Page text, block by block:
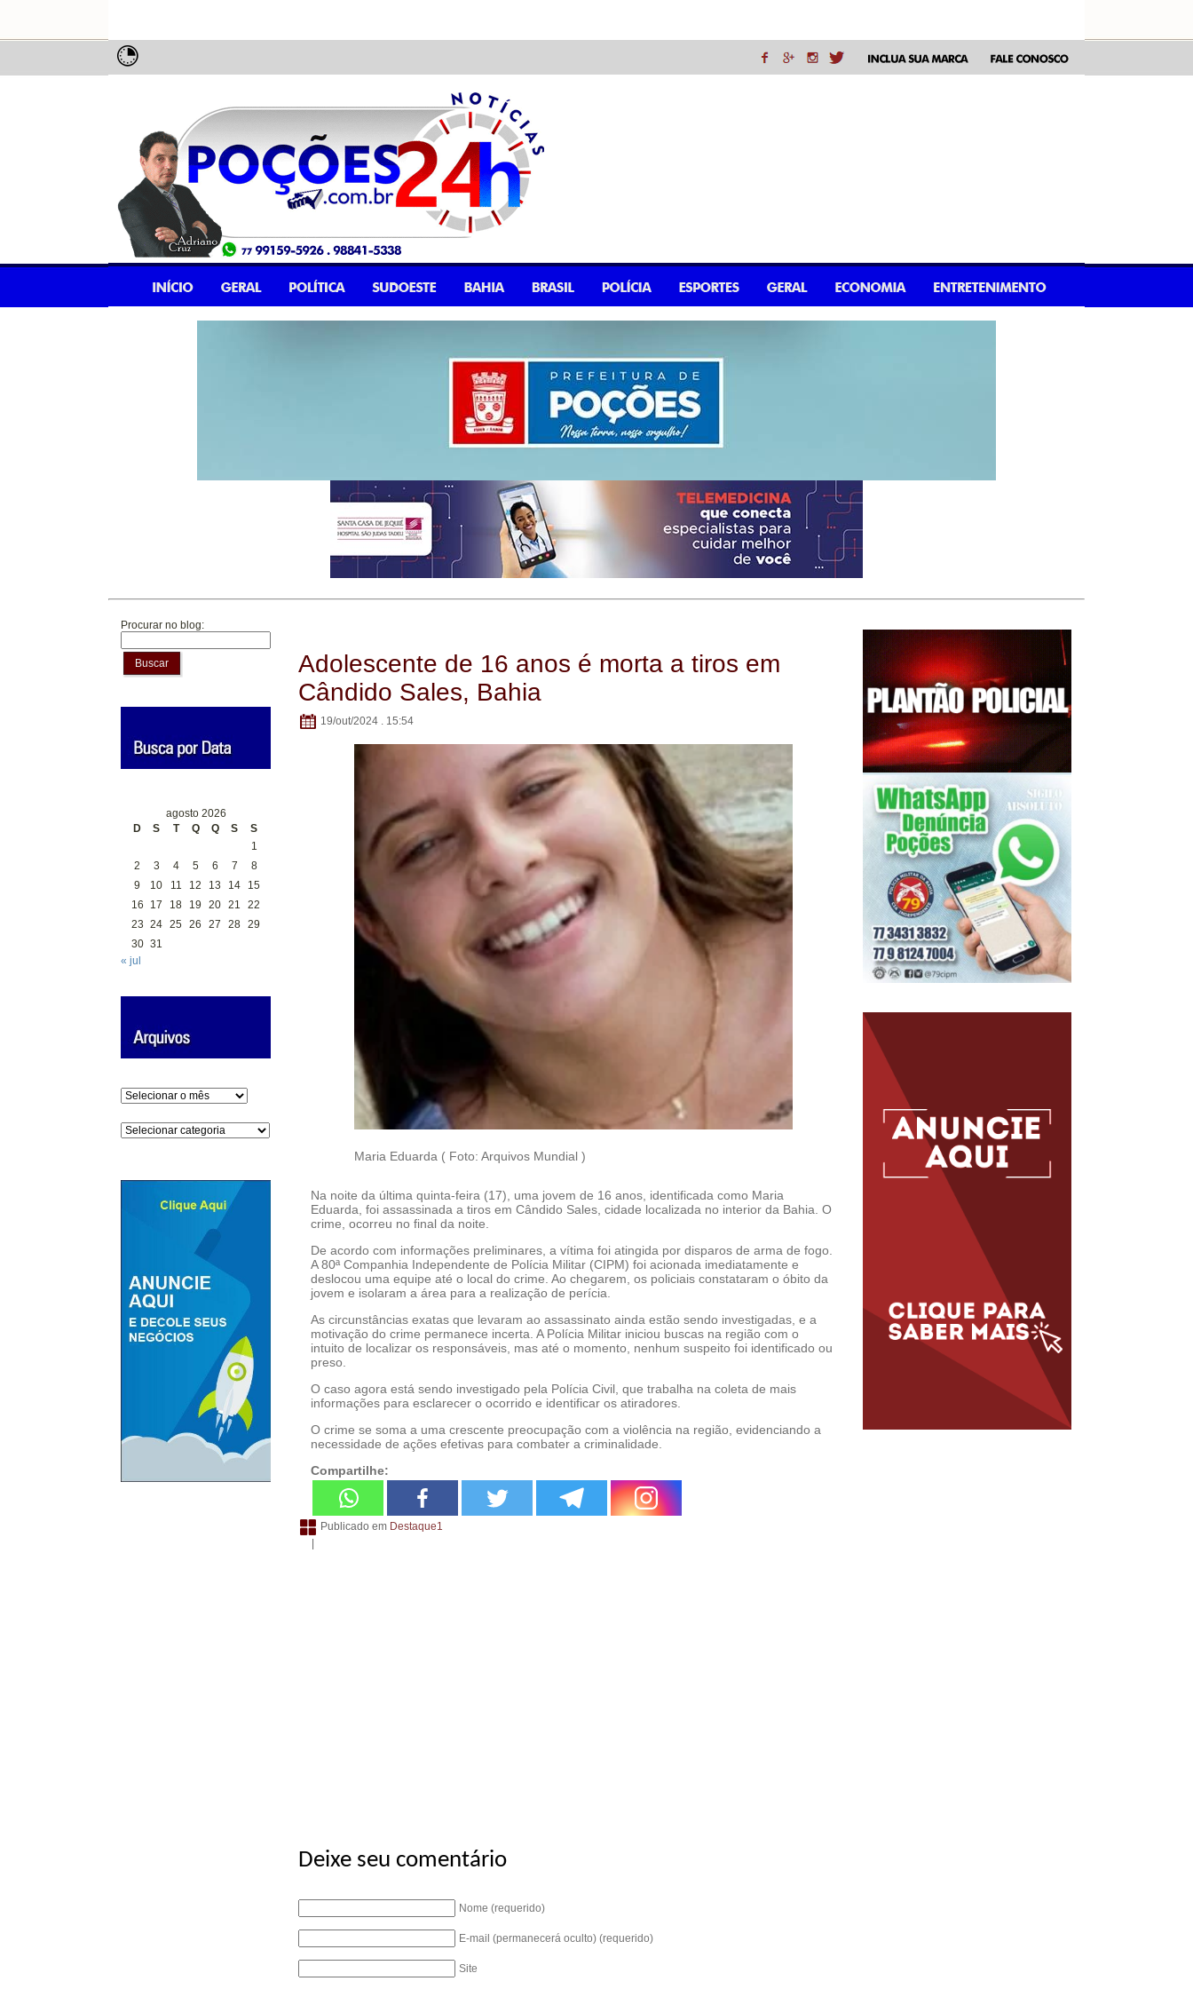
Procurar no blog:
Buscar
agosto 2026
D
S T Q Q S
S
1
2
3 4 5 6 7
8
9
10 11 12 13 14
15
16
17 18 19 20 21
22
23 24 25 26 27 28 29
30 31
« jul
Arquivos
Categorias
Adolescente de 16 anos é morta a tiros em
Cândido Sales, Bahia
19/out/2024 . 15:54
Maria Eduarda ( Foto: Arquivos Mundial )
Na noite da última quinta-feira (17), uma jovem de 16 anos, identificada como Maria
Eduarda, foi assassinada a tiros em Cândido Sales, cidade localizada no interior da Bahia. O
crime, ocorreu no final da noite.
De acordo com informações preliminares, a vítima foi atingida por disparos de arma de fogo.
A 80ª Companhia Independente de Polícia Militar (CIPM) foi acionada imediatamente e
deslocou uma equipe até o local do crime. Ao chegarem, os policiais constataram o óbito da
jovem e isolaram a área para a realização de perícia.
As circunstâncias exatas que levaram ao assassinato ainda estão sendo investigadas, e a
motivação do crime permanece incerta. A Polícia Militar iniciou buscas na região com o
intuito de localizar os responsáveis, mas até o momento, nenhum suspeito foi identificado ou
preso.
O caso agora está sendo investigado pela Polícia Civil, que trabalha na coleta de mais
informações para esclarecer o ocorrido e identificar os atiradores.
O crime se soma a uma crescente preocupação com a violência na região, evidenciando a
necessidade de ações efetivas para combater a criminalidade.
Compartilhe:
Publicado em Destaque1
|
Deixe seu comentário
Nome (requerido)
E-mail (permanecerá oculto) (requerido)
Site